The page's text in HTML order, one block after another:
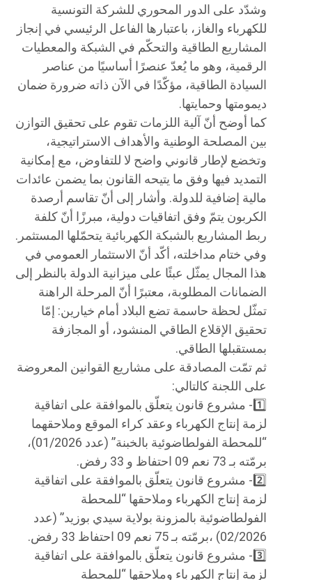
وشدّد على الدور المحوري للشركة التونسية
للكهرباء والغاز، باعتبارها الفاعل الرئيسي في إنجاز
المشاريع الطاقية والتحكّم في الشبكة والمعطيات
الرقمية، وهو ما يُعدّ عنصرًا أساسيًا من عناصر
السيادة الطاقية، مؤكّدًا في الآن ذاته ضرورة ضمان
ديمومتها وحمايتها.
كما أوضح أنّ آلية اللزمات تقوم على تحقيق التوازن
بين المصلحة الوطنية والأهداف الاستراتيجية،
وتخضع لإطار قانوني واضح لا للتفاوض، مع إمكانية
التمديد فيها وفق ما يتيحه القانون بما يضمن عائدات
مالية إضافية للدولة. وأشار إلى أنّ تقاسم أرصدة
الكربون يتمّ وفق اتفاقيات دولية، مبرزًا أنّ كلفة
ربط المشاريع بالشبكة الكهربائية يتحمّلها المستثمر.
وفي ختام مداخلته، أكّد أنّ الاستثمار العمومي في
هذا المجال يمثّل عبئًا على ميزانية الدولة بالنظر إلى
الضمانات المطلوبة، معتبرًا أنّ المرحلة الراهنة
تمثّل لحظة حاسمة تضع البلاد أمام خيارين: إمّا
تحقيق الإقلاع الطاقي المنشود، أو المجازفة
بمستقبلها الطاقي.
ثم تمّت المصادقة على مشاريع القوانين المعروضة
على اللجنة كالتالي:
1️⃣- مشروع قانون يتعلّق بالموافقة على اتفاقية
لزمة إنتاج الكهرباء وعقد كراء الموقع وملاحقهما
“للمحطة الفولطاضوئية بالخبنة” (عدد 01/2026)،
برمّته بـ 73 نعم 09 احتفاظ و 33 رفض.
2️⃣- مشروع قانون يتعلّق بالموافقة على اتفاقية
لزمة إنتاج الكهرباء وملاحقها “للمحطة
الفولطاضوئية بالمزونة بولاية سيدي بوزيد” (عدد
02/2026) ،برمّته بـ 75 نعم 09 احتفاظ 33 رفض.
3️⃣- مشروع قانون يتعلّق بالموافقة على اتفاقية
لزمة إنتاج الكهرباء وملاحقها “للمحطة